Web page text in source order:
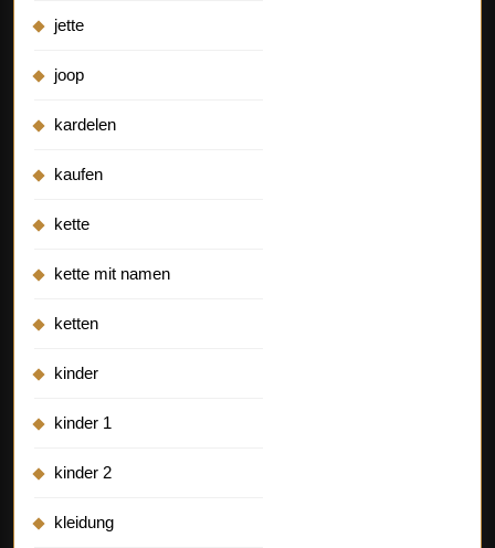
jette
joop
kardelen
kaufen
kette
kette mit namen
ketten
kinder
kinder 1
kinder 2
kleidung